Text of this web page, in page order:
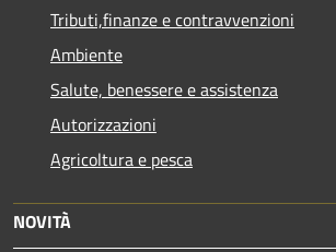
Tributi,finanze e contravvenzioni
Ambiente
Salute, benessere e assistenza
Autorizzazioni
Agricoltura e pesca
NOVITÀ